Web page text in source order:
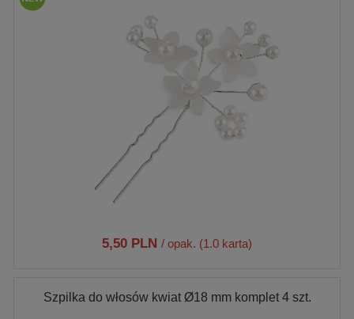
5,50 PLN / opak. (1.0 karta)
Szpilka do włosów kwiat Ø18 mm komplet 4 szt.